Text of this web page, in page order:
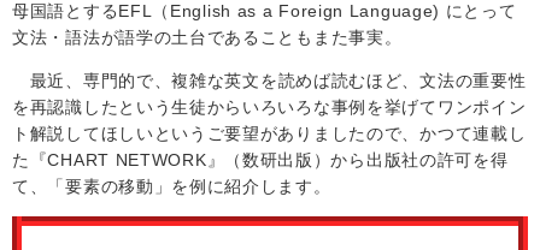
母国語とするEFL （ English as a Foreign Language) にとって
文法・語法が語学の土台であることもまた事実。
最近、専門的で、複雑な英文を読めば読むほど、文法の重要性
を再認識したという生徒からいろいろな事例を挙げてワンポイン
ト解説してほしいというご要望がありましたので、かつて連載し
た『CHART NETWORK』（数研出版）から出版社の許可を得
て、「要素の移動」を例に紹介します。